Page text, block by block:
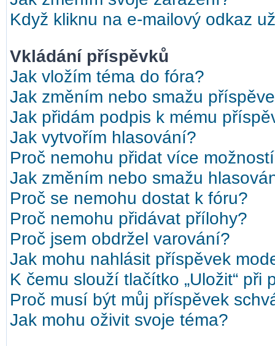
Když kliknu na e-mailový odkaz
Vkládání příspěvků
Jak vložím téma do fóra?
Jak změním nebo smažu
Jak přidám podpis k mému
Jak vytvořím hlasování?
Proč nemohu přidat více
Jak změním nebo smažu
Proč se nemohu dostat k fóru?
Proč nemohu přidávat přílohy?
Proč jsem obdržel varování?
Jak mohu nahlásit příspěvek
K čemu slouží tlačítko „Uložit“ při
Proč musí být můj příspěvek
Jak mohu oživit svoje téma?